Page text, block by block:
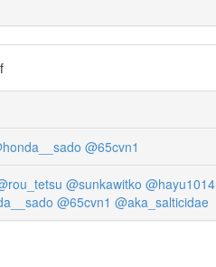
@65cvn1
@sunkawitko @hayu1014
@65cvn1 @aka_salticidae